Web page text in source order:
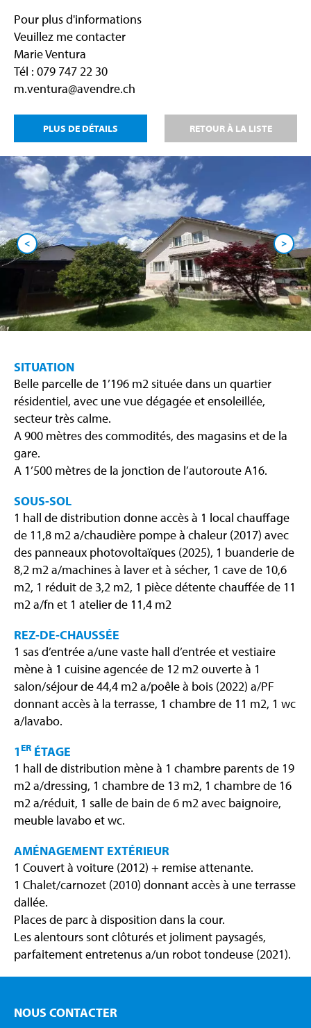
Pour plus d'informations
Veuillez me contacter
Marie Ventura
Tél : 079 747 22 30
m.ventura@avendre.ch
PLUS DE DÉTAILS RETOUR À LA LISTE
< >
SITUATION
Belle parcelle de 1’196 m2 située dans un quartier
résidentiel, avec une vue dégagée et ensoleillée,
secteur très calme.
A 900 mètres des commodités, des magasins et de la
gare.
A 1’500 mètres de la jonction de l’autoroute A16.
SOUS-SOL
1 hall de distribution donne accès à 1 local chauffage
de 11,8 m2 a/chaudière pompe à chaleur (2017) avec
des panneaux photovoltaïques (2025), 1 buanderie de
8,2 m2 a/machines à laver et à sécher, 1 cave de 10,6
m2, 1 réduit de 3,2 m2, 1 pièce détente chauffée de 11
m2 a/fn et 1 atelier de 11,4 m2
REZ-DE-CHAUSSÉE
1 sas d’entrée a/une vaste hall d’entrée et vestiaire
mène à 1 cuisine agencée de 12 m2 ouverte à 1
salon/séjour de 44,4 m2 a/poêle à bois (2022) a/PF
donnant accès à la terrasse, 1 chambre de 11 m2, 1 wc
a/lavabo.
1 ER ÉTAGE
1 hall de distribution mène à 1 chambre parents de 19
m2 a/dressing, 1 chambre de 13 m2, 1 chambre de 16
m2 a/réduit, 1 salle de bain de 6 m2 avec baignoire,
meuble lavabo et wc.
AMÉNAGEMENT EXTÉRIEUR
1 Couvert à voiture (2012) + remise attenante.
1 Chalet/carnozet (2010) donnant accès à une terrasse
dallée.
Places de parc à disposition dans la cour.
Les alentours sont clôturés et joliment paysagés,
parfaitement entretenus a/un robot tondeuse (2021).
NOUS CONTACTER